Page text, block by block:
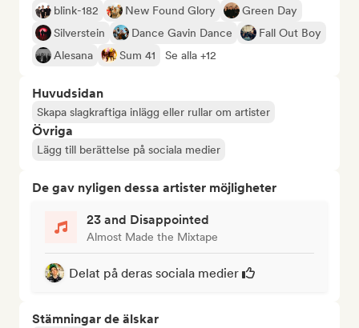
blink-182 New Found Glory
Green Day
Silverstein
Dance Gavin Dance
Fall Out Boy
Alesana
Sum 41 Se alla +12
Huvudsidan
Skapa slagkraftiga inlägg eller rullar om artister
Övriga
Lägg till berättelse på sociala medier
De gav nyligen dessa artister möjligheter
23 and Disappointed
Almost Made the Mixtape
Delat på deras sociala medier
Stämningar de älskar